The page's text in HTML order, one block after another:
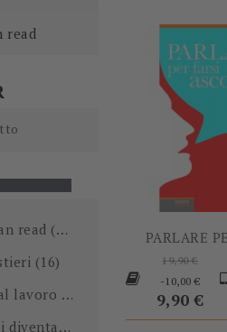
read
read (205)
(16)
Autismo al lavoro
(5)
Bambini si diventa
(4)
PARLARE
Prezzo
base
19,90 €
-10,00 €
9,90 €